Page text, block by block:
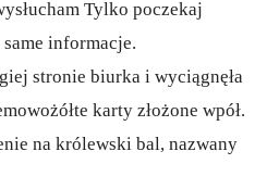
Tylko poczekaj
informacje.
stronie biurka i wyciągnęła
karty złożone wpół.
na królewski bal, nazwany